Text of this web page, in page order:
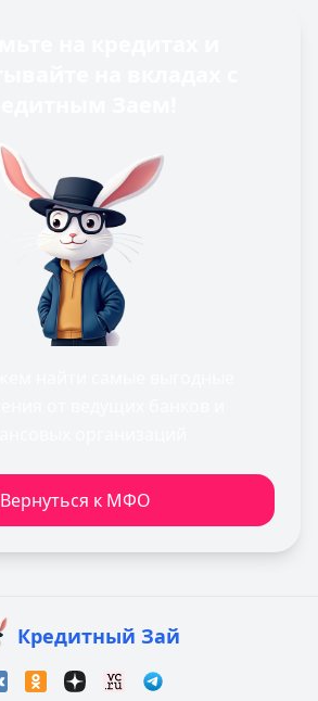
Вернуться к МФО
Кредитный Зай